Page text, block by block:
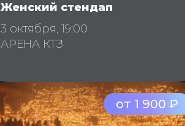
Женский стендап
3 октября, 19:00
АРЕНА КТЗ
от 1 900 ₽